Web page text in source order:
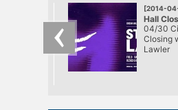
[2014-
Hall
Steve
@
Budapest
04/30
Closing
Lawler